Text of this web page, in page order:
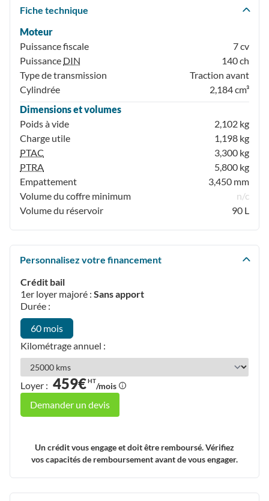
Fiche technique
Moteur
Puissance fiscale
7 cv
Puissance DIN
140 ch
Type de transmission
Traction avant
Cylindrée
2,184 cm³
Dimensions et volumes
Poids à vide
2,102 kg
Charge utile
1,198 kg
PTAC
3,300 kg
PTRA
5,800 kg
Empattement
3,450 mm
Volume du coffre minimum
n/c
Volume du réservoir
90 L
Personnalisez votre financement
Crédit bail
1er loyer majoré : Sans apport
Durée :
60 mois
Kilométrage annuel :
Loyer : 459€HT/mois
Demander un devis
Un crédit vous engage et doit être remboursé. Vérifiez
vos capacités de remboursement avant de vous engager.